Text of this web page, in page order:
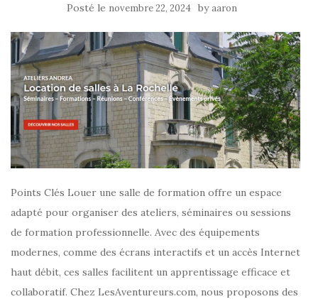
Posté le novembre 22, 2024 byaaron
Points Clés Louer une salle de formation offre un espace
adapté pour organiser des ateliers, séminaires ou sessions
de formation professionnelle. Avec des équipements
modernes, comme des écrans interactifs et un accès Internet
haut débit, ces salles facilitent un apprentissage efficace et
collaboratif. Chez LesAventureurs.com, nous proposons des